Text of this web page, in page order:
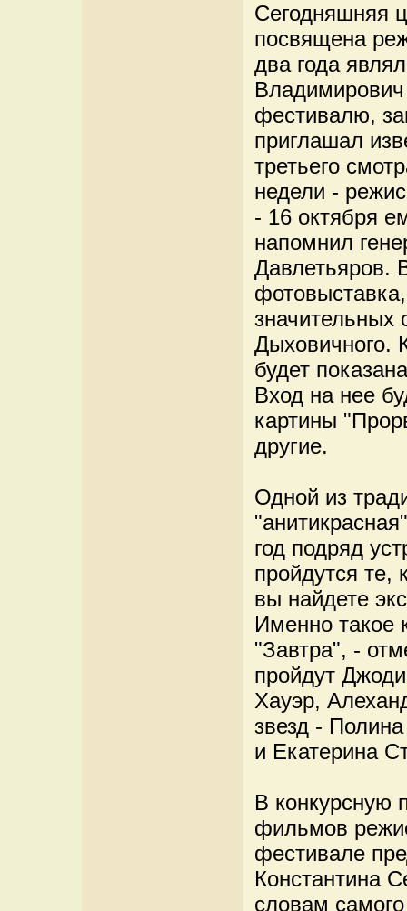
Сегодняшняя
посвящена
два года
Владимирович
фестивалю,
приглашал
третьего
недели -
- 16 октября
напомнил
Давлетьяров.
значительных
Дыховичного.
будет
Вход на нее
картины
другие.
Одной из
год подряд
пройдутся те,
вы найдете
Именно такое
"Завтра", -
пройдут
Хауэр,
звезд -
и Екатерина
В конкурсную
фильмов
фестивале
Константина
словам